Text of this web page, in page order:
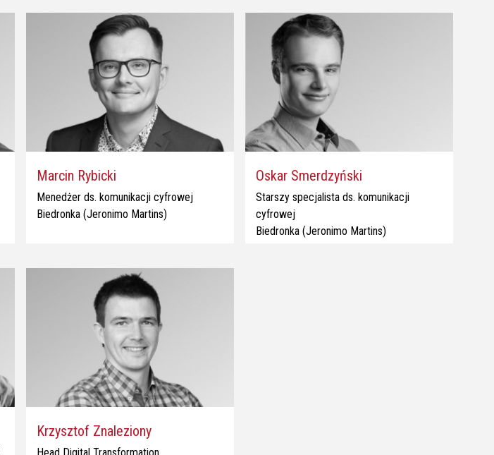
Marcin Rybicki
Menedżer ds. komunikacji cyfrowej
Biedronka (Jeronimo Martins)
Oskar Smerdzyński
Starszy specjalista ds. komunikacji
cyfrowej
Biedronka (Jeronimo Martins)
Krzysztof Znaleziony
Head Digital Transformation